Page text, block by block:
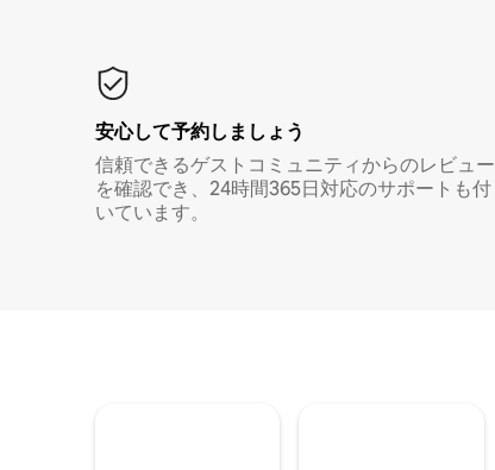
安心して予約しましょう
信頼できるゲストコミュニティからのレビュー
を確認でき、24時間365日対応のサポートも付
いています。